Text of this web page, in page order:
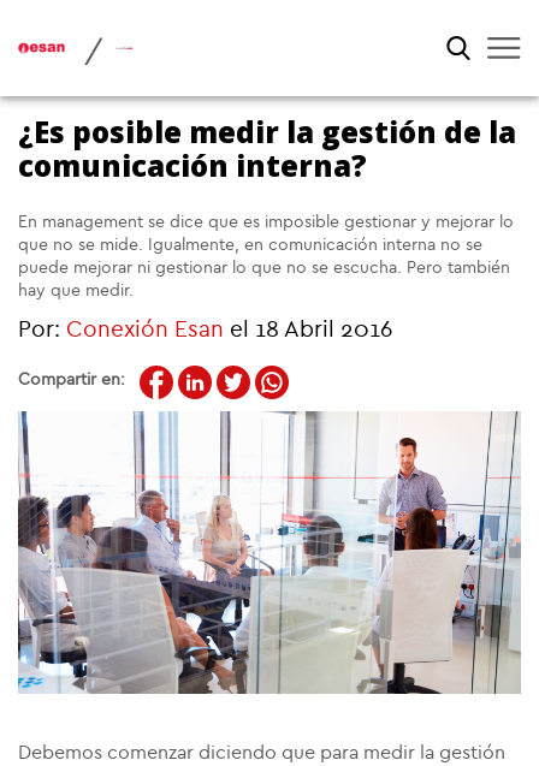
/
¿Es posible medir la gestión de la
comunicación interna?
En management se dice que es imposible gestionar y mejorar lo
que no se mide. Igualmente, en comunicación interna no se
puede mejorar ni gestionar lo que no se escucha. Pero también
hay que medir.
Por: Conexión Esan el 18 Abril 2016
Compartir en:
Debemos comenzar diciendo que para medir la gestión